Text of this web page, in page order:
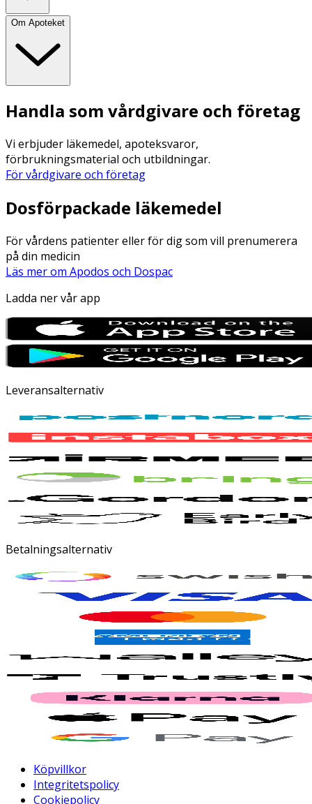
Om Apoteket
Handla som vårdgivare och företag
Vi erbjuder läkemedel, apoteksvaror,
förbrukningsmaterial och utbildningar.
För vårdgivare och företag
Dosförpackade läkemedel
För vårdens patienter eller för dig som vill prenumerera
på din medicin
Läs mer om Apodos och Dospac
Ladda ner vår app
Leveransalternativ
Betalningsalternativ
Köpvillkor
Integritetspolicy
Cookiepolicy